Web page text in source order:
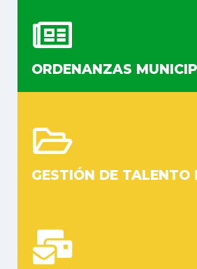
ORDENANZAS
GESTIÓN DE TALENTO